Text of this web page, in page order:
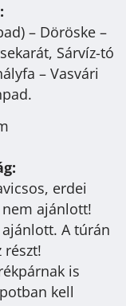
– Döröske –
Sárvíz-tó
– Vasvári
erdei
ajánlott!
A túrán
részt!
is
kell